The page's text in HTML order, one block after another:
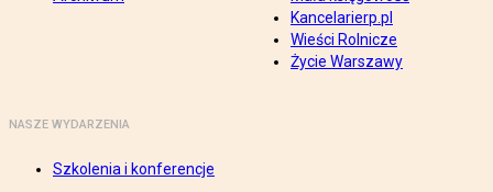
Kancelarierp.pl
Wieści Rolnicze
Życie Warszawy
NASZE WYDARZENIA
Szkolenia i konferencje